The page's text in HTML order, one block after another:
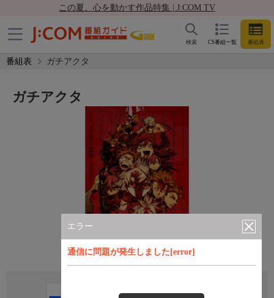
この夏、心を動かす作品特集 | J:COM TV
CS番組一覧 番組表
検索
番組表 ガチアクタ
エラー
通信に問題が発生しました[error]
ガチアクタ